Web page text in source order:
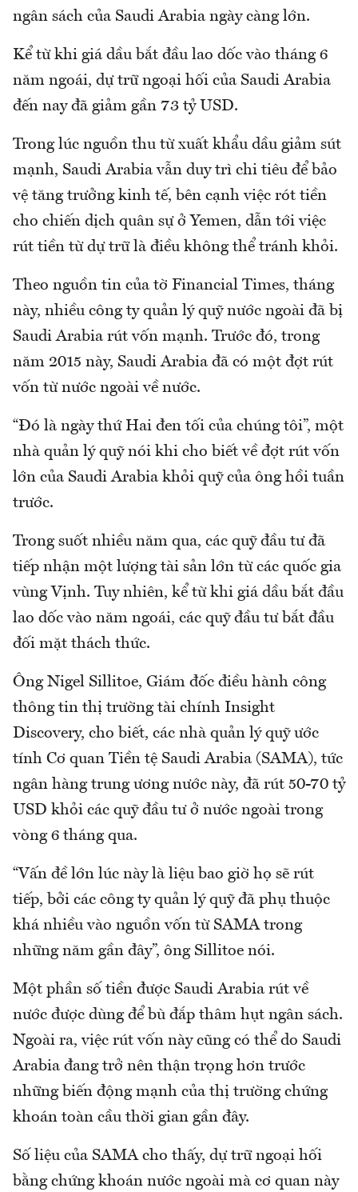
ngân sách của Saudi Arabia ngày càng lớn.
Kể từ khi giá dầu bắt đầu lao dốc vào tháng 6
năm ngoái, dự trữ ngoại hối của Saudi Arabia
đến nay đã giảm gần 73 tỷ USD.
Trong lúc nguồn thu từ xuất khẩu dầu giảm sút
mạnh, Saudi Arabia vẫn duy trì chi tiêu để bảo
vệ tăng trưởng kinh tế, bên cạnh việc rót tiền
cho chiến dịch quân sự ở Yemen, dẫn tới việc
rút tiền từ dự trữ là điều không thể tránh khỏi.
Theo nguồn tin của tờ Financial Times, tháng
này, nhiều công ty quản lý quỹ nước ngoài đã bị
Saudi Arabia rút vốn mạnh. Trước đó, trong
năm 2015 này, Saudi Arabia đã có một đợt rút
vốn từ nước ngoài về nước.
“Đó là ngày thứ Hai đen tối của chúng tôi”, một
nhà quản lý quỹ nói khi cho biết về đợt rút vốn
lớn của Saudi Arabia khỏi quỹ của ông hồi tuần
trước.
Trong suốt nhiều năm qua, các quỹ đầu tư đã
tiếp nhận một lượng tài sản lớn từ các quốc gia
vùng Vịnh. Tuy nhiên, kể từ khi giá dầu bắt đầu
lao dốc vào năm ngoái, các quỹ đầu tư bắt đầu
đối mặt thách thức.
Ông Nigel Sillitoe, Giám đốc điều hành công
thông tin thị trường tài chính Insight
Discovery, cho biết, các nhà quản lý quỹ ước
tính Cơ quan Tiền tệ Saudi Arabia (SAMA), tức
ngân hàng trung ương nước này, đã rút 50-70 tỷ
USD khỏi các quỹ đầu tư ở nước ngoài trong
vòng 6 tháng qua.
“Vấn đề lớn lúc này là liệu bao giờ họ sẽ rút
tiếp, bởi các công ty quản lý quỹ đã phụ thuộc
khá nhiều vào nguồn vốn từ SAMA trong
những năm gần đây”, ông Sillitoe nói.
Một phần số tiền được Saudi Arabia rút về
nước được dùng để bù đắp thâm hụt ngân sách.
Ngoài ra, việc rút vốn này cũng có thể do Saudi
Arabia đang trở nên thận trọng hơn trước
những biến động mạnh của thị trường chứng
khoán toàn cầu thời gian gần đây.
Số liệu của SAMA cho thấy, dự trữ ngoại hối
bằng chứng khoán nước ngoài mà cơ quan này